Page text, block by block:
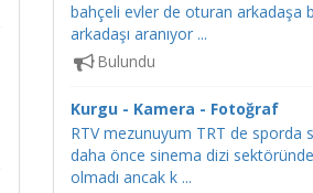
bahçeli evler de oturan arkadaşa
arkadaşı aranıyor ...
Bulundu
Kurgu - Kamera - Fotoğraf
RTV mezunuyum TRT de sporda
daha önce sinema dizi
olmadı ancak k ...